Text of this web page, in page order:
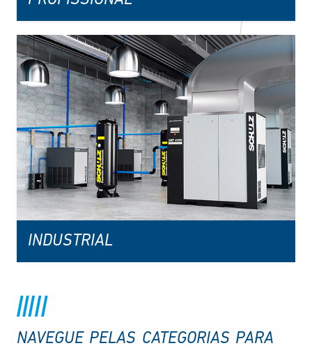
INDUSTRIAL
NAVEGUE PELAS CATEGORIAS PARA